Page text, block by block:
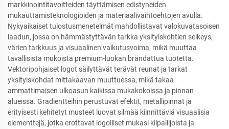
markkinointitavoitteiden täyttämisen edistyneiden
mukauttamisteknologioiden ja materiaalivaihtoehtojen avulla.
Nykyaikaiset tulostusmenetelmät mahdollistavat valokuvatasoisen
laadun, jossa on hämmästyttävän tarkka yksityiskohtien selkeys,
värien tarkkuus ja visuaalinen vaikutusvoima, mikä muuttaa
tavallisista mukoista premium-luokan brändattua tuotetta.
Vektoripohjaiset logot säilyttävät terävät reunat ja tarkat
yksityiskohdat mittakaavan muuttuessa, mikä takaa
ammattimaisen ulkoasun kaikissa mukakokoissa ja pinnan
alueissa. Gradientteihin perustuvat efektit, metallipinnat ja
erityisesti kehitetyt musteet luovat silmää kiinnittäviä visuaalisia
elementtejä, jotka erottavat logolliset mukasi kilpailijoista ja